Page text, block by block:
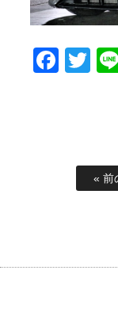
« 前